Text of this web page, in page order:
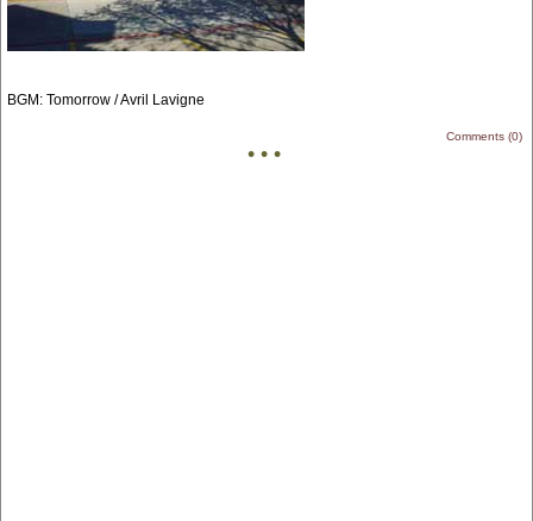
BGM: Tomorrow / Avril Lavigne
Comments (0)
• • •